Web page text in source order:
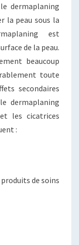
dermaplaning
la peau sous la
est
de la peau.
beaucoup
toute
secondaires
dermaplaning
les cicatrices
:
de soins